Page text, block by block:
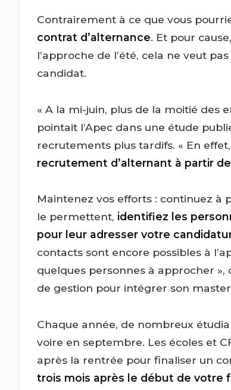
Contrairement à ce que vous
contrat d’alternance. Et pour
l’approche de l’été, cela ne veut
candidat.
« A la mi-juin, plus de la moitié des
pointait l’Apec dans une étude
recrutements plus tardifs. « En
recrutement d’alternant à partir
Maintenez vos efforts : continuez à
le permettent, identifiez les
pour leur adresser votre
contacts sont encore possibles à
quelques personnes à approcher
de gestion pour intégrer son
Chaque année, de nombreux
voire en septembre. Les écoles et
après la rentrée pour finaliser un
trois mois après le début de votre